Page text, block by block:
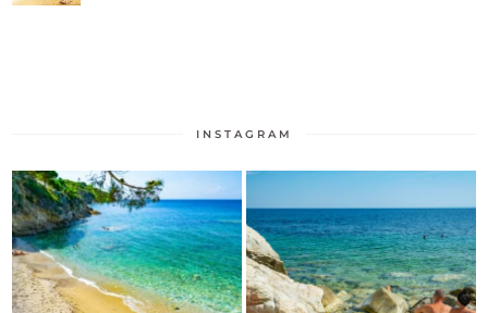
INSTAGRAM